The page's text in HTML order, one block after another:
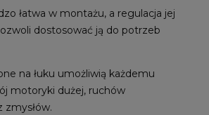
łatwa w montażu, a regulacja jej
dostosować ją do potrzeb
na łuku umożliwią każdemu
motoryki dużej, ruchów
zmysłów.